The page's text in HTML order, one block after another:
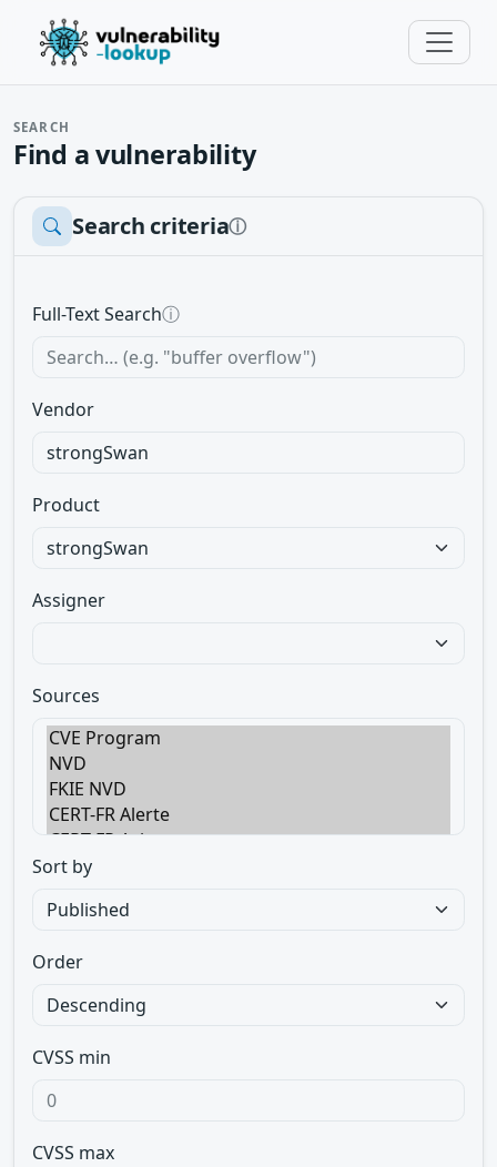
SEARCH
Find a vulnerability
Search criteriaⓘ
Full-Text Searchⓘ
Vendor
Product
Assigner
Sources
Sort by
Order
CVSS min
CVSS max